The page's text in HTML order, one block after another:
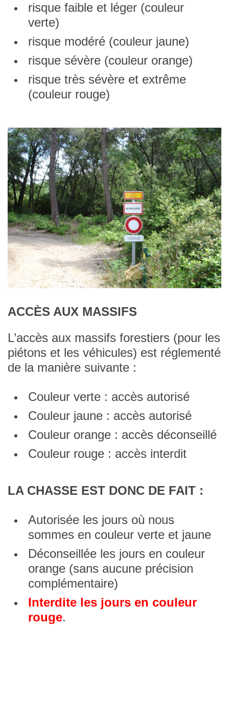
risque faible et léger (couleur
verte)
risque modéré (couleur jaune)
risque sévère (couleur orange)
risque très sévère et extrême
(couleur rouge)
ACCÈS AUX MASSIFS
L’accès aux massifs forestiers (pour les
piétons et les véhicules) est réglementé
de la manière suivante :
Couleur verte : accès autorisé
Couleur jaune : accès autorisé
Couleur orange : accès déconseillé
Couleur rouge : accès interdit
LA CHASSE EST DONC DE FAIT :
Autorisée les jours où nous
sommes en couleur verte et jaune
Déconseillée les jours en couleur
orange (sans aucune précision
complémentaire)
Interdite les jours en couleur
rouge.